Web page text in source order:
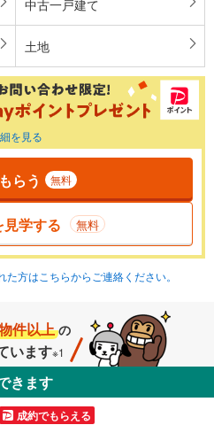
中古一戸建て
土地
を見る
らう 無料
学する 無料
方はこちらからご連絡ください。
件以上 の
います※1
きます
成約でもらえる